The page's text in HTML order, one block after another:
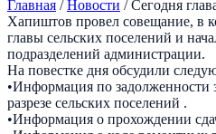
Главная / Новости / Сегодня
Хапиштов провел совещание, в
главы сельских поселений и
подразделений администрации.
На повестке дня обсудили
•Информация по задолженности
разрезе сельских поселений .
•Информация о прохождении